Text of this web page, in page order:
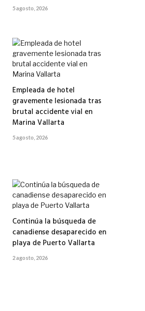
5 agosto, 2026
Empleada de hotel
gravemente lesionada tras
brutal accidente vial en
Marina Vallarta
5 agosto, 2026
Continúa la búsqueda de
canadiense desaparecido en
playa de Puerto Vallarta
2 agosto, 2026